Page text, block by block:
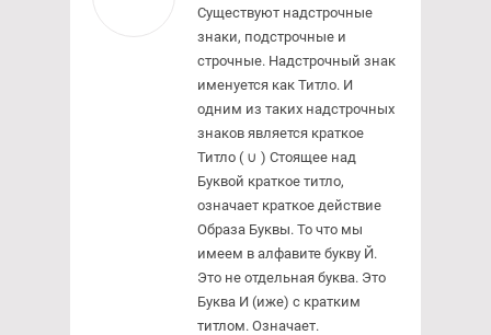
Существуют надстрочные
знаки, подстрочные и
строчные. Надстрочный знак
именуется как Титло. И
одним из таких надстрочных
знаков является краткое
Титло ( ∪ ) Стоящее над
Буквой краткое титло,
означает краткое действие
Образа Буквы. То что мы
имеем в алфавите букву Й.
Это не отдельная буква. Это
Буква И (иже) с кратким
титлом. Означает.